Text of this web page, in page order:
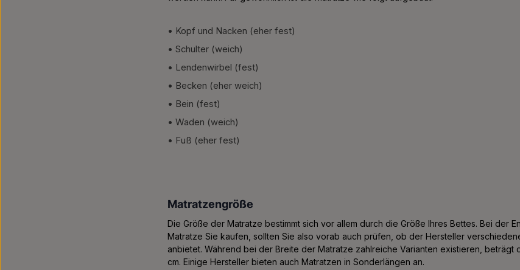
• Kopf und Nacken (eher fest)
• Schulter (weich)
• Lendenwirbel (fest)
• Becken (eher weich)
• Bein (fest)
• Waden (weich)
• Fuß (eher fest)
Matratzengröße
Die Größe der Matratze bestimmt sich vor allem durch die Größe Ihres Bettes. Bei der
Matratze Sie kaufen, sollten Sie also vorab auch prüfen, ob der Hersteller
anbietet. Während bei der Breite der Matratze zahlreiche Varianten existieren, beträgt
cm. Einige Hersteller bieten auch Matratzen in Sonderlängen an.